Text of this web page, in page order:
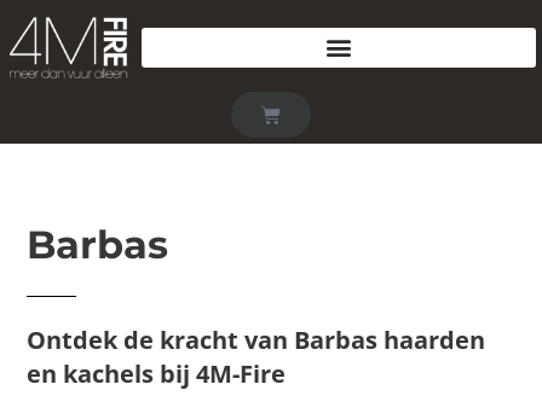
Barbas
Ontdek de kracht van Barbas haarden
en kachels bij 4M-Fire